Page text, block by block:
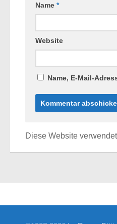
Name *
Website
Name, E-Mail-
Diese Website